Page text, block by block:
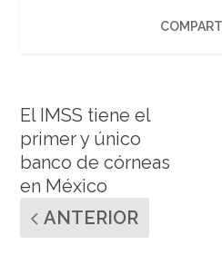
El IMSS tiene el
primer y único
banco de córneas
en México
ANTERIOR